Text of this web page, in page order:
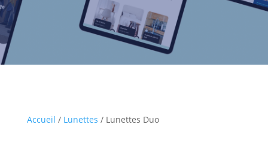
Accueil / Lunettes / Lunettes Duo